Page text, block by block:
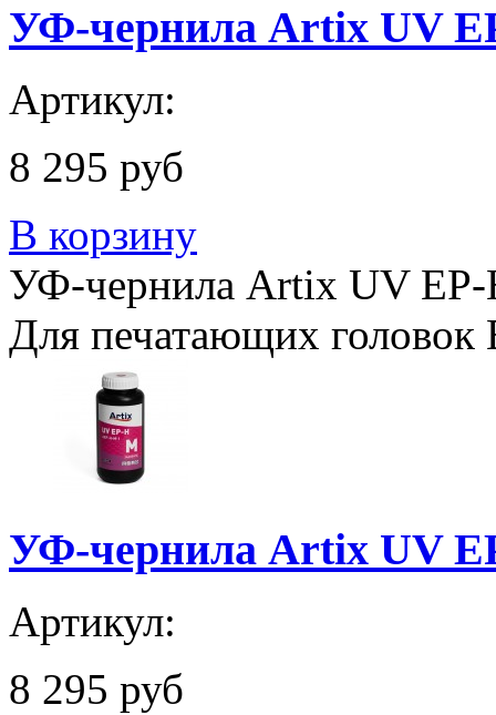
УФ-чернила Artix UV
Артикул:
8 295 руб
В корзину
УФ-чернила Artix UV EP-
Для печатающих
УФ-чернила Artix UV
Артикул:
8 295 руб